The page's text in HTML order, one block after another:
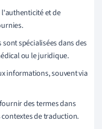
et de
spécialisées dans des
ou le juridique.
informations, souvent via
des termes dans
de traduction.